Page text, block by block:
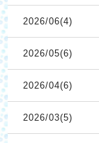
2026/06(4)
2026/05(6)
2026/04(6)
2026/03(5)